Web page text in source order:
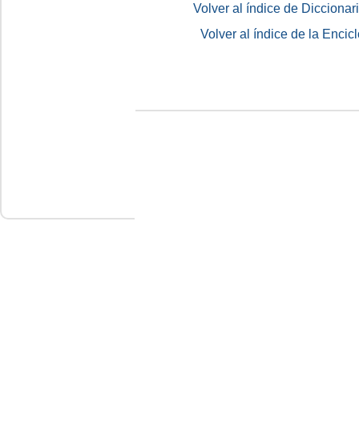
Volver al índice de
Volver al índice de la